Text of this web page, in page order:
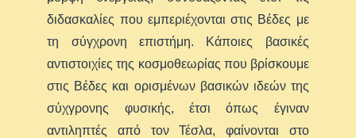
διδασκαλίες που εμπεριέχονται στις Βέδες με
τη σύγχρονη επιστήμη. Κάποιες βασικές
αντιστοιχίες της κοσμοθεωρίας που βρίσκουμε
στις Βέδες και ορισμένων βασικών ιδεών της
σύχγρονης φυσικής, έτσι όπως έγιναν
αντιληπτές από τον Τέσλα, φαίνονται στο